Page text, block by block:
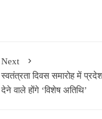
Next
स्वतंत्रता दिवस समारोह में
देने वाले होंगे ‘विशेष अतिथि’